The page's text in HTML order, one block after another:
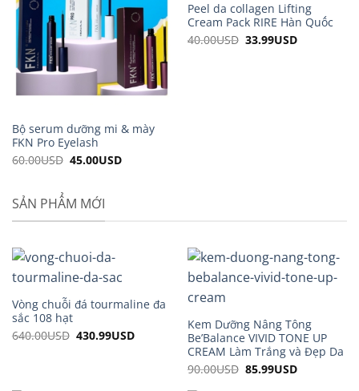
Bộ serum dưỡng mi & mày
FKN Pro Eyelash
60.00USD Original
45.00USDCurrent
Peel da collagen Lifting
Cream Pack RIRE Hàn Quốc
40.00USD Original
33.99USDCurrent
SẢN PHẨM MỚI
Vòng chuỗi đá tourmaline đa
sắc 108 hạt
640.00USD Original
430.99USDCurrent
430.99USD.
Kem Dưỡng Nâng Tông
Be’Balance VIVID TONE UP
CREAM Làm Trắng và Đẹp Da
90.00USD Original
85.99USDCurrent